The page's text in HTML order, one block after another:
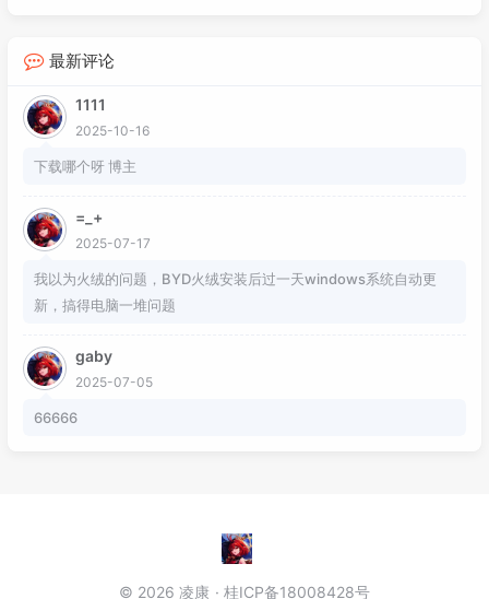
最新评论
1111
2025-10-16
下载哪个呀 博主
=_+
2025-07-17
我以为火绒的问题，BYD火绒安装后过一天windows系统自动更
新，搞得电脑一堆问题
gaby
2025-07-05
66666
© 2026 凌康 桂ICP备18008428号